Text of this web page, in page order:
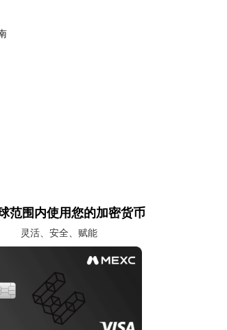
范围内使用您的加密货币
灵活、安全、赋能